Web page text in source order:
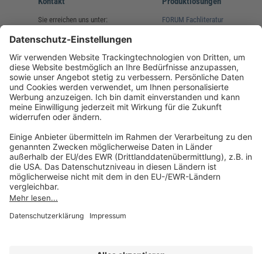
Sie erreichen uns unter:
(08233) 38 11 23
service@forum-verlag.com
Mo-Do 07:30 - 17:00 Uhr
Fr 07:30 - 15:00 Uhr
FORUM Fachliteratur
Folgen Sie uns
Impressum
Datenschutz